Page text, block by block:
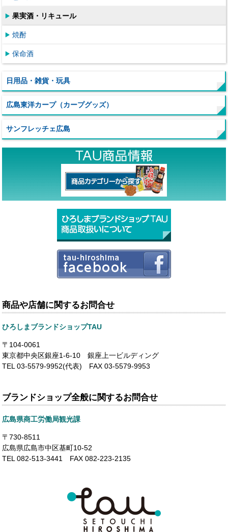
果実酒・リキュール
焼酎
保命酒
日用品・雑貨・玩具
広島東洋カープ（カープグッズ）
サンフレッチェ広島
商品や店舗に関するお問合せ
ひろしまブランドショップTAU
〒104-0061
東京都中央区銀座1-6-10 銀座上一ビルディング
TEL 03-5579-9952(代表) FAX 03-5579-9953
ブランドショップ全般に関するお問合せ
広島県商工労働局観光課
〒730-8511
広島県広島市中区基町10-52
TEL 082-513-3441 FAX 082-223-2135